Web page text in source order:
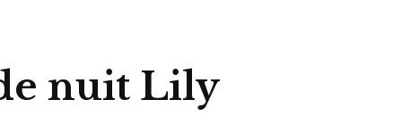
nuit Lily